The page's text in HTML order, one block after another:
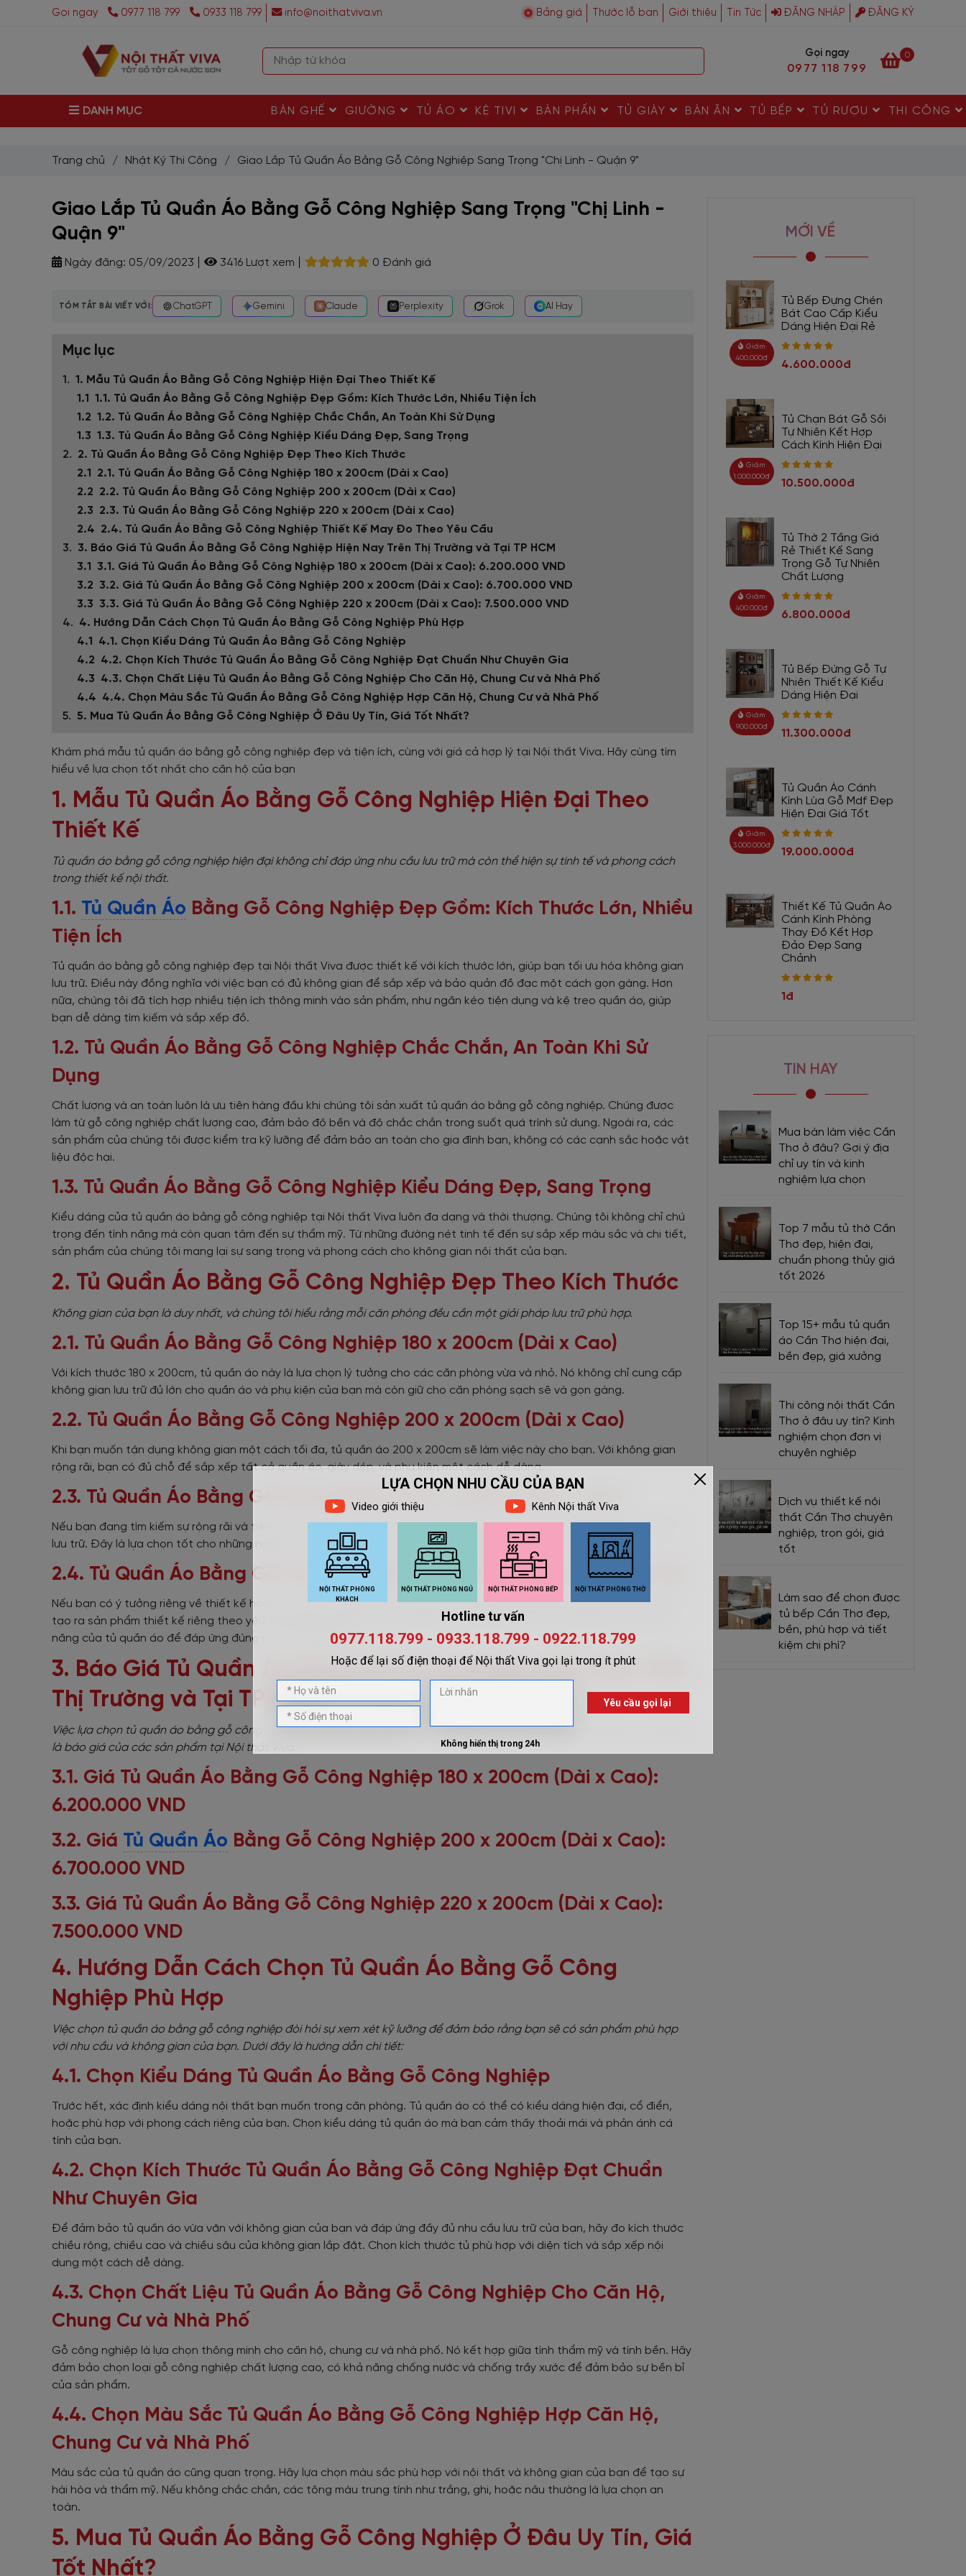
Gọi ngay 0977 118 799 0933 118 799 info@noithatviva.vn Bảng giá Thước lỗ ban Giới thiệu Tin Tức ĐĂNG NHẬP ĐĂNG KÝ
Gọi ngay
0977 118 799
0
DANH MỤC BÀN GHẾ GIƯỜNG TỦ ÁO KỆ TIVI BÀN PHẤN TỦ GIÀY BÀN ĂN TỦ BẾP TỦ RƯỢU THI CÔNG
Trang chủ / Nhật Ký Thi Công / Giao Lắp Tủ Quần Áo Bằng Gỗ Công Nghiệp Sang Trọng "Chị Linh - Quận 9"
Giao Lắp Tủ Quần Áo Bằng Gỗ Công Nghiệp Sang Trọng "Chị Linh -
Quận 9"
Ngày đăng: 05/09/2023 3416 Lượt xem 0 Đánh giá
TÓM TẮT BÀI VIẾT VỚI: ChatGPT Gemini Claude Perplexity Grok AI Hay
Mục lục
1. Mẫu Tủ Quần Áo Bằng Gỗ Công Nghiệp Hiện Đại Theo Thiết Kế
1.1. Tủ Quần Áo Bằng Gỗ Công Nghiệp Đẹp Gồm: Kích Thước Lớn, Nhiều Tiện Ích
1.2. Tủ Quần Áo Bằng Gỗ Công Nghiệp Chắc Chắn, An Toàn Khi Sử Dụng
1.3. Tủ Quần Áo Bằng Gỗ Công Nghiệp Kiểu Dáng Đẹp, Sang Trọng
2. Tủ Quần Áo Bằng Gỗ Công Nghiệp Đẹp Theo Kích Thước
2.1. Tủ Quần Áo Bằng Gỗ Công Nghiệp 180 x 200cm (Dài x Cao)
2.2. Tủ Quần Áo Bằng Gỗ Công Nghiệp 200 x 200cm (Dài x Cao)
2.3. Tủ Quần Áo Bằng Gỗ Công Nghiệp 220 x 200cm (Dài x Cao)
2.4. Tủ Quần Áo Bằng Gỗ Công Nghiệp Thiết Kế May Đo Theo Yêu Cầu
3. Báo Giá Tủ Quần Áo Bằng Gỗ Công Nghiệp Hiện Nay Trên Thị Trường và Tại TP HCM
3.1. Giá Tủ Quần Áo Bằng Gỗ Công Nghiệp 180 x 200cm (Dài x Cao): 6.200.000 VND
3.2. Giá Tủ Quần Áo Bằng Gỗ Công Nghiệp 200 x 200cm (Dài x Cao): 6.700.000 VND
3.3. Giá Tủ Quần Áo Bằng Gỗ Công Nghiệp 220 x 200cm (Dài x Cao): 7.500.000 VND
4. Hướng Dẫn Cách Chọn Tủ Quần Áo Bằng Gỗ Công Nghiệp Phù Hợp
4.1. Chọn Kiểu Dáng Tủ Quần Áo Bằng Gỗ Công Nghiệp
4.2. Chọn Kích Thước Tủ Quần Áo Bằng Gỗ Công Nghiệp Đạt Chuẩn Như Chuyên Gia
4.3. Chọn Chất Liệu Tủ Quần Áo Bằng Gỗ Công Nghiệp Cho Căn Hộ, Chung Cư và Nhà Phố
4.4. Chọn Màu Sắc Tủ Quần Áo Bằng Gỗ Công Nghiệp Hợp Căn Hộ, Chung Cư và Nhà Phố
5. Mua Tủ Quần Áo Bằng Gỗ Công Nghiệp Ở Đâu Uy Tín, Giá Tốt Nhất?
Khám phá mẫu tủ quần áo bằng gỗ công nghiệp đẹp và tiện ích, cùng với giá cả hợp lý tại Nội thất Viva. Hãy cùng tìm
hiểu về lựa chọn tốt nhất cho căn hộ của bạn
1. Mẫu Tủ Quần Áo Bằng Gỗ Công Nghiệp Hiện Đại Theo
Thiết Kế
Tủ quần áo bằng gỗ công nghiệp hiện đại không chỉ đáp ứng nhu cầu lưu trữ mà còn thể hiện sự tinh tế và phong cách
trong thiết kế nội thất.
1.1. Tủ Quần Áo Bằng Gỗ Công Nghiệp Đẹp Gồm: Kích Thước Lớn, Nhiều
Tiện Ích
Tủ quần áo bằng gỗ công nghiệp đẹp tại Nội thất Viva được thiết kế với kích thước lớn, giúp bạn tối ưu hóa không gian
lưu trữ. Điều này đồng nghĩa với việc bạn có đủ không gian để sắp xếp và bảo quản đồ đạc một cách gọn gàng. Hơn
nữa, chúng tôi đã tích hợp nhiều tiện ích thông minh vào sản phẩm, như ngăn kéo tiện dụng và kệ treo quần áo, giúp
bạn dễ dàng tìm kiếm và sắp xếp đồ.
1.2. Tủ Quần Áo Bằng Gỗ Công Nghiệp Chắc Chắn, An Toàn Khi Sử
Dụng
Chất lượng và an toàn luôn là ưu tiên hàng đầu khi chúng tôi sản xuất tủ quần áo bằng gỗ công nghiệp. Chúng được
làm từ gỗ công nghiệp chất lượng cao, đảm bảo độ bền và độ chắc chắn trong suốt quá trình sử dụng. Ngoài ra, các
sản phẩm của chúng tôi được kiểm tra kỹ lưỡng để đảm bảo an toàn cho gia đình bạn, không có các cạnh sắc hoặc vật
liệu độc hại.
1.3. Tủ Quần Áo Bằng Gỗ Công Nghiệp Kiểu Dáng Đẹp, Sang Trọng
Kiểu dáng của tủ quần áo bằng gỗ công nghiệp tại Nội thất Viva luôn đa dạng và thời thượng. Chúng tôi không chỉ chú
trọng đến tính năng mà còn quan tâm đến sự thẩm mỹ. Từ những đường nét tinh tế đến sự sắp xếp màu sắc và chi tiết,
sản phẩm của chúng tôi mang lại sự sang trọng và phong cách cho không gian nội thất của bạn.
2. Tủ Quần Áo Bằng Gỗ Công Nghiệp Đẹp Theo Kích Thước
Không gian của bạn là duy nhất, và chúng tôi hiểu rằng mỗi căn phòng đều cần một giải pháp lưu trữ phù hợp.
2.1. Tủ Quần Áo Bằng Gỗ Công Nghiệp 180 x 200cm (Dài x Cao)
Với kích thước 180 x 200cm, tủ quần áo này là lựa chọn lý tưởng cho các căn phòng vừa và nhỏ. Nó không chỉ cung cấp
không gian lưu trữ đủ lớn cho quần áo và phụ kiện của bạn mà còn giữ cho căn phòng sạch sẽ và gọn gàng.
2.2. Tủ Quần Áo Bằng Gỗ Công Nghiệp 200 x 200cm (Dài x Cao)
Khi bạn muốn tận dụng không gian một cách tối đa, tủ quần áo 200 x 200cm sẽ làm việc này cho bạn. Với không gian
rộng rãi, bạn có đủ chỗ để sắp xếp tất cả quần áo, giày dép, và phụ kiện một cách dễ dàng.
2.3. Tủ Quần Áo Bằng Gỗ Công Nghiệp 220 x 200cm (Dài x Cao)
Nếu bạn đang tìm kiếm sự rộng rãi và tiện lợi, tủ quần áo 220 x 200cm sẽ đáp ứng mọi nhu cầu của bạn về không gian
lưu trữ. Đây là lựa chọn tốt cho những người có nhiều đồ đạc và cần một không gian lớn để tổ chức chúng.
2.4. Tủ Quần Áo Bằng Gỗ Công Nghiệp Thiết Kế May Đo Theo Yêu Cầu
Nếu bạn có ý tưởng riêng về thiết kế hoặc cần một tủ quần áo phù hợp với không gian độc đáo của bạn, chúng tôi sẽ
tạo ra sản phẩm thiết kế riêng theo yêu cầu của bạn. Bạn có toàn quyền tùy chỉnh kích thước, kiểu dáng, và các tính
năng của tủ quần áo để đáp ứng đúng nhu cầu của bạn.
3. Báo Giá Tủ Quần Áo Bằng Gỗ Công Nghiệp Hiện Nay Trên
Thị Trường và Tại TP HCM
Việc lựa chọn tủ quần áo bằng gỗ công nghiệp không chỉ cần xem xét chất lượng mà còn phải cân nhắc giá cả. Dưới đây
là báo giá của các sản phẩm tại Nội thất Viva:
3.1. Giá Tủ Quần Áo Bằng Gỗ Công Nghiệp 180 x 200cm (Dài x Cao):
6.200.000 VND
3.2. Giá Tủ Quần Áo Bằng Gỗ Công Nghiệp 200 x 200cm (Dài x Cao):
6.700.000 VND
3.3. Giá Tủ Quần Áo Bằng Gỗ Công Nghiệp 220 x 200cm (Dài x Cao):
7.500.000 VND
4. Hướng Dẫn Cách Chọn Tủ Quần Áo Bằng Gỗ Công
Nghiệp Phù Hợp
Việc chọn tủ quần áo bằng gỗ công nghiệp đòi hỏi sự xem xét kỹ lưỡng để đảm bảo rằng bạn sẽ có sản phẩm phù hợp
với nhu cầu và không gian của bạn. Dưới đây là hướng dẫn chi tiết:
4.1. Chọn Kiểu Dáng Tủ Quần Áo Bằng Gỗ Công Nghiệp
Trước hết, xác định kiểu dáng nội thất bạn muốn trong căn phòng. Tủ quần áo có thể có kiểu dáng hiện đại, cổ điển,
hoặc phù hợp với phong cách riêng của bạn. Chọn kiểu dáng tủ quần áo mà bạn cảm thấy thoải mái và phản ánh cá
tính của bạn.
4.2. Chọn Kích Thước Tủ Quần Áo Bằng Gỗ Công Nghiệp Đạt Chuẩn
Như Chuyên Gia
Để đảm bảo tủ quần áo vừa vặn với không gian của bạn và đáp ứng đầy đủ nhu cầu lưu trữ của bạn, hãy đo kích thước
chiều rộng, chiều cao và chiều sâu của không gian lắp đặt. Chọn kích thước tủ phù hợp với diện tích và sắp xếp nội
dung một cách dễ dàng.
4.3. Chọn Chất Liệu Tủ Quần Áo Bằng Gỗ Công Nghiệp Cho Căn Hộ,
Chung Cư và Nhà Phố
Gỗ công nghiệp là lựa chọn thông minh cho căn hộ, chung cư và nhà phố. Nó kết hợp giữa tính thẩm mỹ và tính bền. Hãy
đảm bảo chọn loại gỗ công nghiệp chất lượng cao, có khả năng chống nước và chống trầy xước để đảm bảo sự bền bỉ
của sản phẩm.
4.4. Chọn Màu Sắc Tủ Quần Áo Bằng Gỗ Công Nghiệp Hợp Căn Hộ,
Chung Cư và Nhà Phố
Màu sắc của tủ quần áo cũng quan trọng. Hãy lựa chọn màu sắc phù hợp với nội thất và không gian của bạn để tạo sự
hài hòa và thẩm mỹ. Nếu không chắc chắn, các tông màu trung tính như trắng, ghi, hoặc nâu thường là lựa chọn an
toàn.
5. Mua Tủ Quần Áo Bằng Gỗ Công Nghiệp Ở Đâu Uy Tín, Giá
Tốt Nhất?
MỚI VỀ
Giảm
400.000đ
Tủ Bếp Đựng Chén
Bát Cao Cấp Kiểu
Dáng Hiện Đại Rẻ
4.600.000đ
Giảm
1.000.000đ
Tủ Chạn Bát Gỗ Sồi
Tự Nhiên Kết Hợp
Cách Kính Hiện Đại
10.500.000đ
Giảm
400.000đ
Tủ Thờ 2 Tầng Giá
Rẻ Thiết Kế Sang
Trọng Gỗ Tự Nhiên
Chất Lượng
6.800.000đ
Giảm
900.000đ
Tủ Bếp Đứng Gỗ Tự
Nhiên Thiết Kế Kiểu
Dáng Hiện Đại
11.300.000đ
Giảm
3.000.000đ
Tủ Quần Áo Cánh
Kính Lùa Gỗ Mdf Đẹp
Hiện Đại Giá Tốt
19.000.000đ
Thiết Kế Tủ Quần Áo
Cánh Kính Phòng
Thay Đồ Kết Hợp
Đảo Đẹp Sang
Chảnh
1đ
TIN HAY
Mua bàn làm việc Cần
Thơ ở đâu? Gợi ý địa
chỉ uy tín và kinh
nghiệm lựa chọn
Top 7 mẫu tủ thờ Cần
Thơ đẹp, hiện đại,
chuẩn phong thủy giá
tốt 2026
Top 15+ mẫu tủ quần
áo Cần Thơ hiện đại,
bền đẹp, giá xưởng
Thi công nội thất Cần
Thơ ở đâu uy tín? Kinh
nghiệm chọn đơn vị
chuyên nghiệp
Dịch vụ thiết kế nội
thất Cần Thơ chuyên
nghiệp, trọn gói, giá
tốt
Làm sao để chọn được
tủ bếp Cần Thơ đẹp,
bền, phù hợp và tiết
kiệm chi phí?